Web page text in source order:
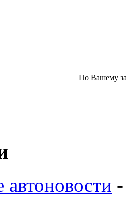
По Вашему